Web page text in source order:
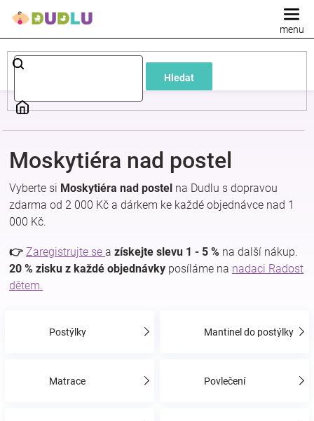
Hledat
Dětské
a
kojenecké
oblečení
Pokojíček
kojenecká
Moskytiéra nad postel
Vyberte si Moskytiéra nad postel na Dudlu s dopravou
zdarma od 2 000 Kč a dárkem ke každé objednávce nad 1
000 Kč.
👉 Zaregistrujte se a získejte slevu 1 - 5 % na další nákup.
20 % zisku z každé objednávky posíláme na nadaci Radost
dětem.
Postýlky Mantinel do postýlky
Matrace Povlečení